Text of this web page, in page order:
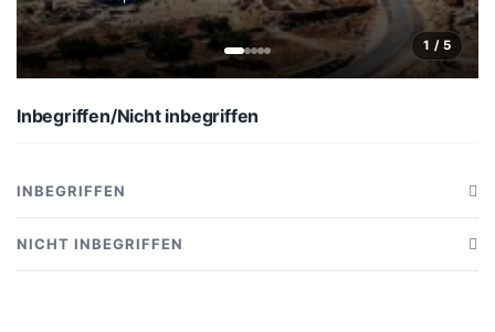
1 / 5
Inbegriffen/Nicht inbegriffen
INBEGRIFFEN
Hin- und Rücktransport von Ihrem Hotel in Djerba
Komfortables Fahrzeug (klimatisiert) mit Fahrer
NICHT INBEGRIFFEN